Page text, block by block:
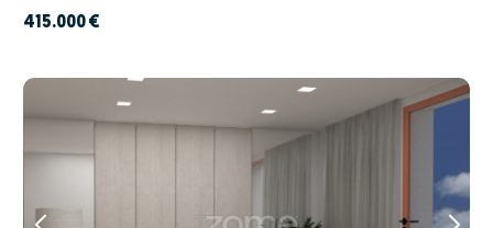
415.000 €